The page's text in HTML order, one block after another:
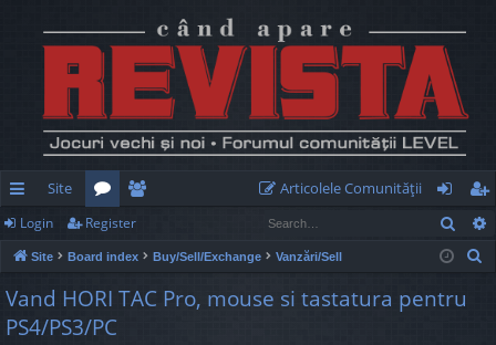
ui
ck
lin
ks
Site
or
u
m
s
e
m
be
Articolele Comunităţii
og
in
eg
ist
Login Register
Site Board index Buy/Sell/Exchange Vanzări/Sell
Vand HORI TAC Pro, mouse si tastatura pentru
PS4/PS3/PC